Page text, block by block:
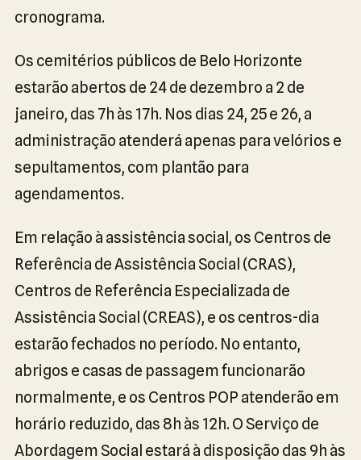
cronograma.
Os cemitérios públicos de Belo Horizonte
estarão abertos de 24 de dezembro a 2 de
janeiro, das 7h às 17h. Nos dias 24, 25 e 26, a
administração atenderá apenas para velórios e
sepultamentos, com plantão para
agendamentos.
Em relação à assistência social, os Centros de
Referência de Assistência Social (CRAS),
Centros de Referência Especializada de
Assistência Social (CREAS), e os centros-dia
estarão fechados no período. No entanto,
abrigos e casas de passagem funcionarão
normalmente, e os Centros POP atenderão em
horário reduzido, das 8h às 12h. O Serviço de
Abordagem Social estará à disposição das 9h às